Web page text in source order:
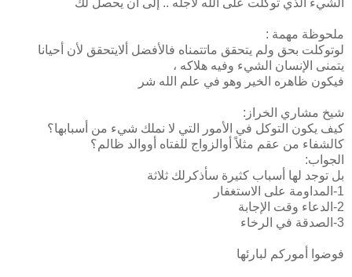
ملحوظة مهمة :
لوتوكلت بحق ولم يتحقق ماتتمناه فالأفضل ألايتحقق لأن أحيانا
يتمنى الإنسان الشيء وفيه هلاكه ،
فيكون ظاهره الخير وهو في علم الله شر
شيخ مشاري الخراز:
كيف يكون التوكل في الأمور التي لا نملك شيء من أسبابها؟
كالشفاء من عقم مثلاً أوالزواج للفتاه أووالد ظالم؟
الجواب:
بل توجد لها أسباب كثيرة سأذكرلك ثلاثة
1-المداومة على الاستغفار
2-الدعاء وقت الإجابة
3-الصدقة في الرخاء
فوضوا أموركم لبارئها